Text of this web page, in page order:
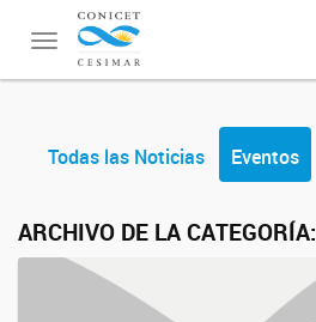
Toggle
navigation
Todas las Noticias Eventos
ARCHIVO DE LA CATEGORÍA: